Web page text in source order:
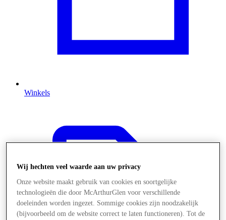
Winkels
Wij hechten veel waarde aan uw privacy
Onze website maakt gebruik van cookies en soortgelijke
technologieën die door McArthurGlen voor verschillende
doeleinden worden ingezet. Sommige cookies zijn noodzakelijk
(bijvoorbeeld om de website correct te laten functioneren). Tot de